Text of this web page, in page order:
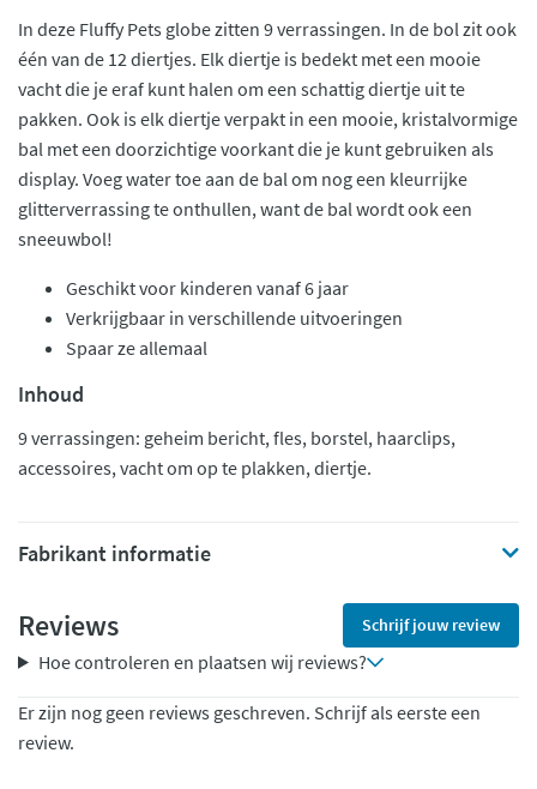
In deze Fluffy Pets globe zitten 9 verrassingen. In de bol zit ook
één van de 12 diertjes. Elk diertje is bedekt met een mooie
vacht die je eraf kunt halen om een schattig diertje uit te
pakken. Ook is elk diertje verpakt in een mooie, kristalvormige
bal met een doorzichtige voorkant die je kunt gebruiken als
display. Voeg water toe aan de bal om nog een kleurrijke
glitterverrassing te onthullen, want de bal wordt ook een
sneeuwbol!
Geschikt voor kinderen vanaf 6 jaar
Verkrijgbaar in verschillende uitvoeringen
Spaar ze allemaal
Inhoud
9 verrassingen: geheim bericht, fles, borstel, haarclips,
accessoires, vacht om op te plakken, diertje.
Fabrikant informatie
Reviews Schrijf jouw review
Hoe controleren en plaatsen wij reviews?
Er zijn nog geen reviews geschreven. Schrijf als eerste een
review.